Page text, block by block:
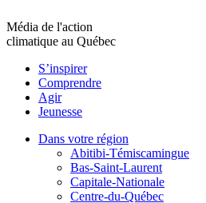
Média de l'action
climatique au Québec
S’inspirer
Comprendre
Agir
Jeunesse
Dans votre région
Abitibi-Témiscamingue
Bas-Saint-Laurent
Capitale-Nationale
Centre-du-Québec